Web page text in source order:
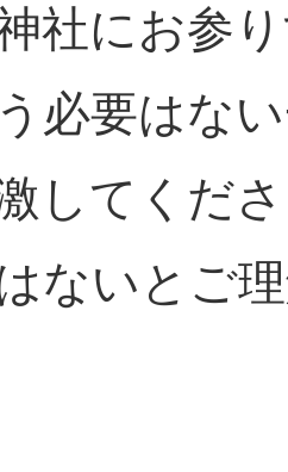
社にお参
必要はな
してくだ
ないとご